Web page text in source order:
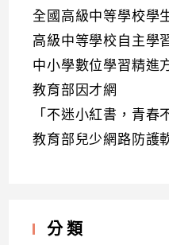
全國高級中等學校學
高級中等學校自主學
中小學數位學習精進
教育部因才網
「不迷小紅書，青春
教育部兒少網路防護
分類